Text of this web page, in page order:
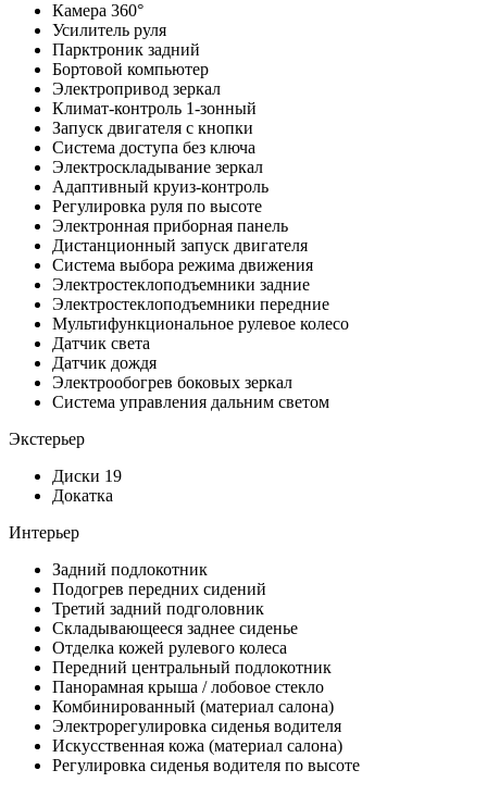
Камера 360°
Усилитель руля
Парктроник задний
Бортовой компьютер
Электропривод зеркал
Климат-контроль 1-зонный
Запуск двигателя с кнопки
Система доступа без ключа
Электроскладывание зеркал
Адаптивный круиз-контроль
Регулировка руля по высоте
Электронная приборная панель
Дистанционный запуск двигателя
Система выбора режима движения
Электростеклоподъемники задние
Электростеклоподъемники передние
Мультифункциональное рулевое колесо
Датчик света
Датчик дождя
Электрообогрев боковых зеркал
Система управления дальним светом
Экстерьер
Диски 19
Докатка
Интерьер
Задний подлокотник
Подогрев передних сидений
Третий задний подголовник
Складывающееся заднее сиденье
Отделка кожей рулевого колеса
Передний центральный подлокотник
Панорамная крыша / лобовое стекло
Комбинированный (материал салона)
Электрорегулировка сиденья водителя
Искусственная кожа (материал салона)
Регулировка сиденья водителя по высоте